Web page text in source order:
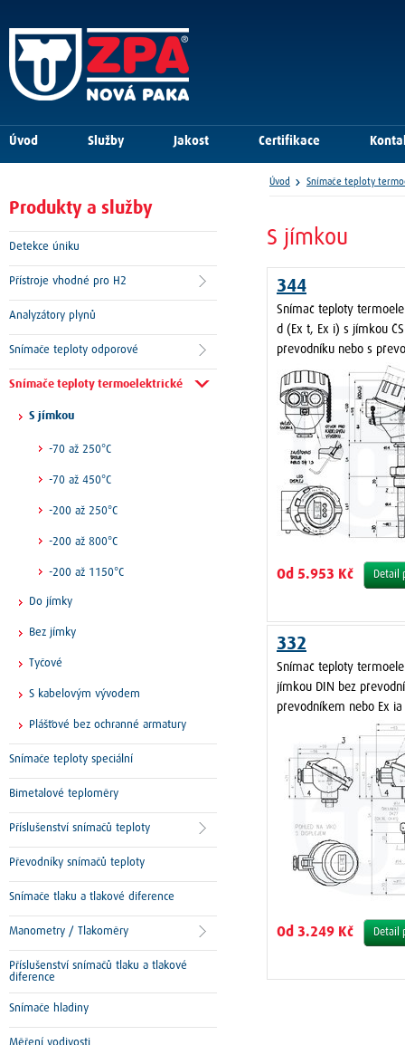
S jímkou
344
Snímač teploty
d (Ex t, Ex i) s jímkou
převodníku nebo s
Od 5.953 Kč Detail
332
Snímač teploty
jímkou DIN bez
převodníkem nebo Ex
Od 3.249 Kč Detail
Produkty a služby
Detekce úniku
Přístroje vhodné pro H2
Analyzátory plynů
Snímače teploty odporové
Snímače teploty termoelektrické
S jímkou
-70 až 250°C
-70 až 450°C
-200 až 250°C
-200 až 800°C
-200 až 1150°C
Do jímky
Bez jímky
Tyčové
S kabelovým vývodem
Plášťové bez ochranné armatury
Snímače teploty speciální
Bimetalové teploměry
Příslušenství snímačů teploty
Převodníky snímačů teploty
Snímače tlaku a tlakové diference
Manometry / Tlakoměry
Příslušenství snímačů tlaku a tlakové
diference
Snímače hladiny
Úvod Služby Jakost Certifikace
Úvod Snímače teploty